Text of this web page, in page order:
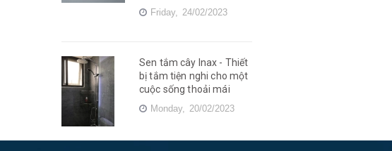
Friday, 24/02/2023
Sen tắm cây Inax - Thiết
bị tắm tiện nghi cho một
cuộc sống thoải mái
Monday, 20/02/2023